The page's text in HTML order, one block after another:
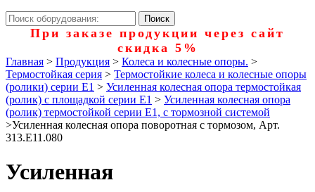
При заказе продукции через сайт
скидка 5%
Главная > Продукция > Колеса и колесные опоры. >
Термостойкая серия > Термостойкие колеса и колесные опоры
(ролики) серии Е1 > Усиленная колесная опора термостойкая
(ролик) с площадкой серии Е1 > Усиленная колесная опора
(ролик) термостойкой серии Е1, с тормозной системой
>Усиленная колесная опора поворотная с тормозом, Арт.
313.E11.080
Усиленная